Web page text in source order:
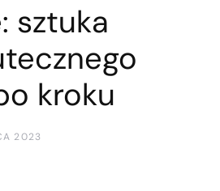
sztuka
kroku
2023